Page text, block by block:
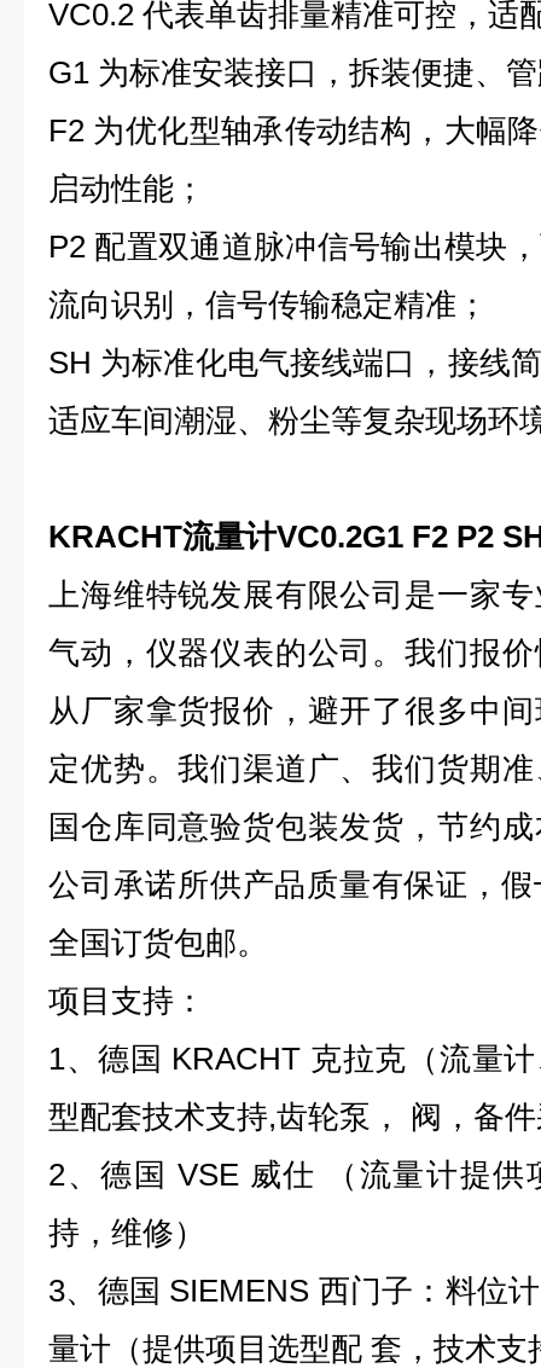
VC0.2 代表单齿排量精准可控，适
G1 为标准安装接口，拆装便捷、
F2 为优化型轴承传动结构，大幅
启动性能；
P2 配置双通道脉冲信号输出模块
流向识别，信号传输稳定精准；
SH 为标准化电气接线端口，接线
适应车间潮湿、粉尘等复杂现场环
KRACHT流量计VC0.2G1 F2 P2
上海维特锐发展有限公司是一家
气动，仪器仪表的公司。我们报
从厂家拿货报价，避开了很多中
定优势。我们渠道广、我们货期
国仓库同意验货包装发货，节约
公司承诺所供产品质量有保证，
全国订货包邮。
项目支持：
1、德国 KRACHT 克拉克（流量
型配套技术支持,齿轮泵， 阀，备
2、德国 VSE 威仕 （流量计提供
持，维修）
3、德国 SIEMENS 西门子：料位
量计（提供项目选型配 套，技术支